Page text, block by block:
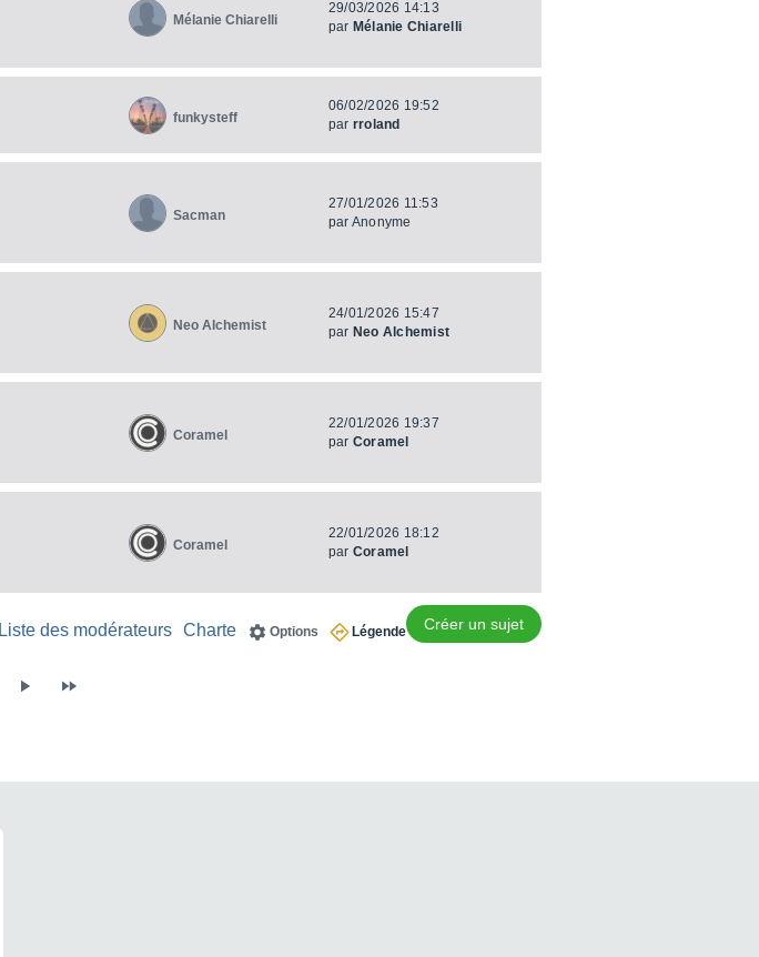
Mélanie Chiarelli
29/03/2026 14:13
par Mélanie Chiarelli
funkysteff
06/02/2026 19:52
par rroland
Sacman
27/01/2026 11:53
par Anonyme
Neo Alchemist
24/01/2026 15:47
par Neo Alchemist
Coramel
22/01/2026 19:37
par Coramel
Coramel
22/01/2026 18:12
par Coramel
Créer un sujet
Légende
Options
Charte
Liste des modérateurs